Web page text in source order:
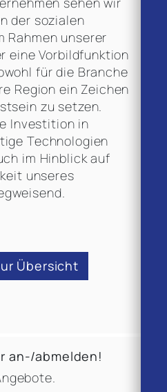
der sozialen
Rahmen unserer
eine Vorbildfunktion
für die Branche
Region ein Zeichen
zu setzen.
Investition in
Technologien
im Hinblick auf
unseres
Übersicht
an-/abmelden!